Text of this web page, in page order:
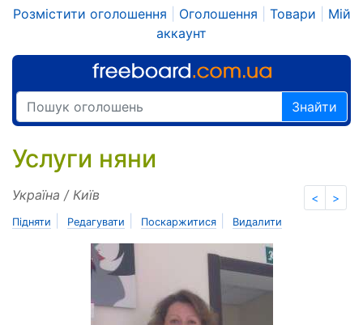
Розмістити оголошення Оголошення Товари
Мій
аккаунт
Знайти
Услуги няни
< >
Україна / Київ
Підняти Редагувати Поскаржитися Видалити